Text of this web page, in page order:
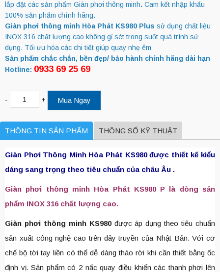
lắp đặt các sản phẩm Giàn phơi thông minh. Cam kết nhập khẩu
100% sản phẩm chính hãng.
Giàn phơi thông minh Hòa Phát KS980 Plus sử dụng chất liệu
INOX 316 chất lượng cao không gỉ sét trong suốt quá trình sử
dụng. Tối ưu hóa các chi tiết giúp quay nhẹ êm
Sản phẩm chắc chắn, bền đẹp/ bảo hành chính hãng dài hạn
Hotline: 0933 69 25 69
- + Mua Ngay
THÔNG TIN SẢN PHẨM THÔNG SỐ KỸ THUẬT
Giàn Phơi Thông Minh Hòa Phát KS980 được thiết kế kiểu
dáng sang trọng theo tiêu chuẩn của châu Âu .
Giàn phơi thông minh Hòa Phát KS980 P là dòng sản
phẩm INOX 316 chất lượng cao.
Giàn phơi thông minh KS980được áp dụng theo tiêu chuẩn
sản xuất công nghệ cao trên dây truyền của Nhật Bản. Với cơ
chế bộ tời tay liền có thể dễ dàng tháo rời khi cần thiết bằng ốc
định vị. Sản phẩm có 2 nấc quay điều khiển các thanh phơi lên